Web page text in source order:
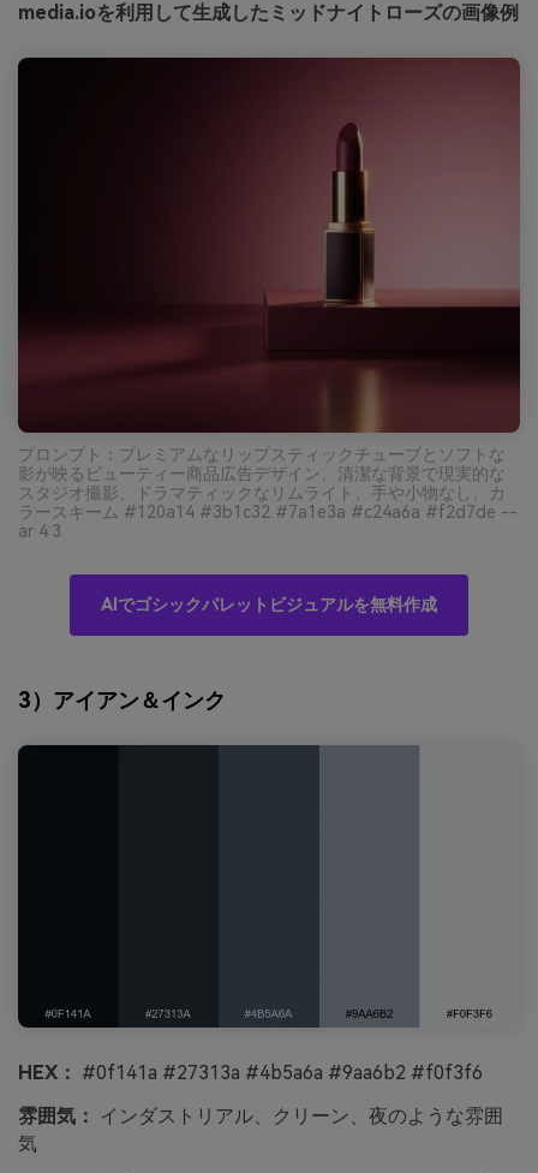
media.ioを利用して生成したミッドナイトローズの画像例
プロンプト：プレミアムなリップスティックチューブとソフトな
影が映るビューティー商品広告デザイン、清潔な背景で現実的な
スタジオ撮影、ドラマティックなリムライト、手や小物なし、カ
ラースキーム #120a14 #3b1c32 #7a1e3a #c24a6a #f2d7de --
ar 4:3
AIでゴシックパレットビジュアルを無料作成
3）アイアン＆インク
HEX： #0f141a #27313a #4b5a6a #9aa6b2 #f0f3f6
雰囲気：
インダストリアル、クリーン、夜のような雰囲
気